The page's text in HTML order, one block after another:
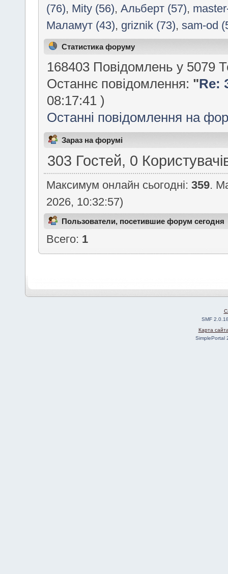
(76), Mity (56),Альберт (57),
Маламут (43), griznik (73),sam-od
Статистика форуму
168403 Повідомлень у 5079
Останнє повідомлення: "Re:
08:17:41 )
Останні повідомлення на
Зараз на форумі
303 Гостей, 0
Максимум онлайн сьогодні:359.
2026, 10:32:57)
Пользователи, посетившие форум сегодня
Всего: 1
SMF
Карта
SimplePortal